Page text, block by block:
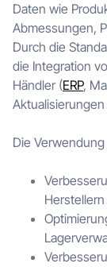
Daten wie
Abmessungen,
Durch die
die Integration
Händler (ERP,
Die